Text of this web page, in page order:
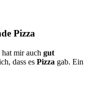
Pizza
hat mir auch gut
dass es Pizza gab. Ein